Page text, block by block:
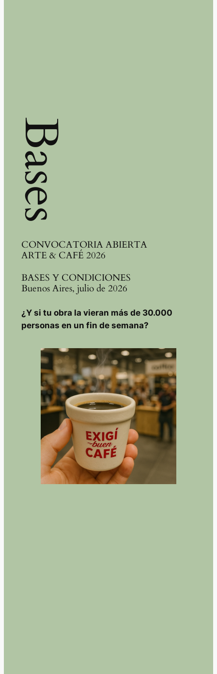
Bases
CONVOCATORIA ABIERTA
ARTE & CAFÉ 2026
BASES Y CONDICIONES
Buenos Aires, julio de 2026
¿Y si tu obra la vieran más de 30.000
personas en un fin de semana?